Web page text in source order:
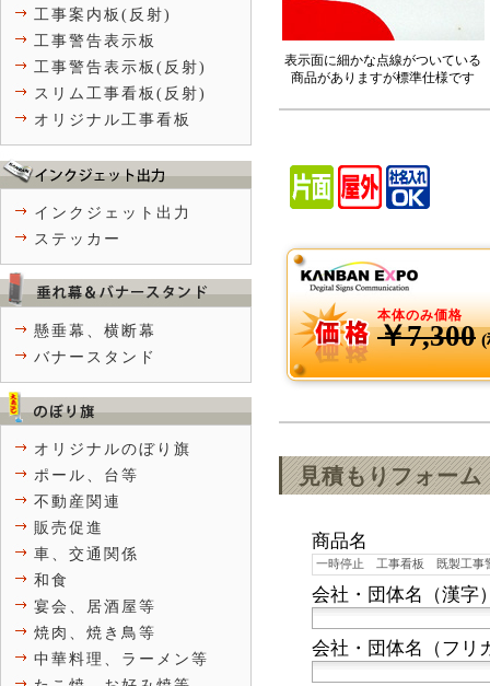
表示面に細かな点線がついている
商品がありますが標準仕様です
本体のみ価格
￥7,300 (
見積もりフォーム
商品名
会社・団体名（漢字
会社・団体名（フリ
工事案内板(反射)
工事警告表示板
工事警告表示板(反射)
スリム工事看板(反射)
オリジナル工事看板
インクジェット出力
ステッカー
懸垂幕、横断幕
バナースタンド
オリジナルのぼり旗
ポール、台等
不動産関連
販売促進
車、交通関係
和食
宴会、居酒屋等
焼肉、焼き鳥等
中華料理、ラーメン等